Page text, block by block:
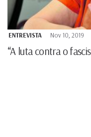
ENTREVISTA Nov 10, 2019
“A luta contra o